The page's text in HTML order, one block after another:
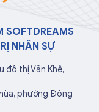
SOFTDREAMS
NHÂN SỰ
đô thị Văn Khê,
phường Đông